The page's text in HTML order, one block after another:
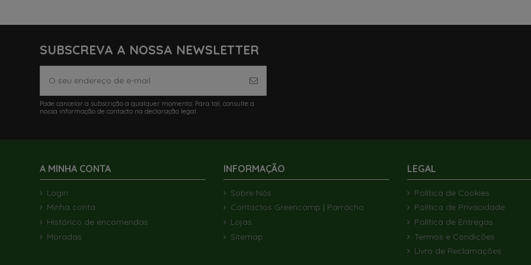
SUBSCREVA A NOSSA NEWSLETTER
Pode cancelar a subscrição a qualquer momento. Para tal, consulte a
nossa informação de contacto na declaração legal.
A MINHA CONTA
Login
Minha conta
Histórico de encomendas
Moradas
INFORMAÇÃO
Sobre Nós
Contactos Greencamp | Parracho
Lojas
Sitemap
LEGAL
Política de Cookies
Política de Privacidade
Política de Entregas
Termos e Condições
Livro de Reclamações